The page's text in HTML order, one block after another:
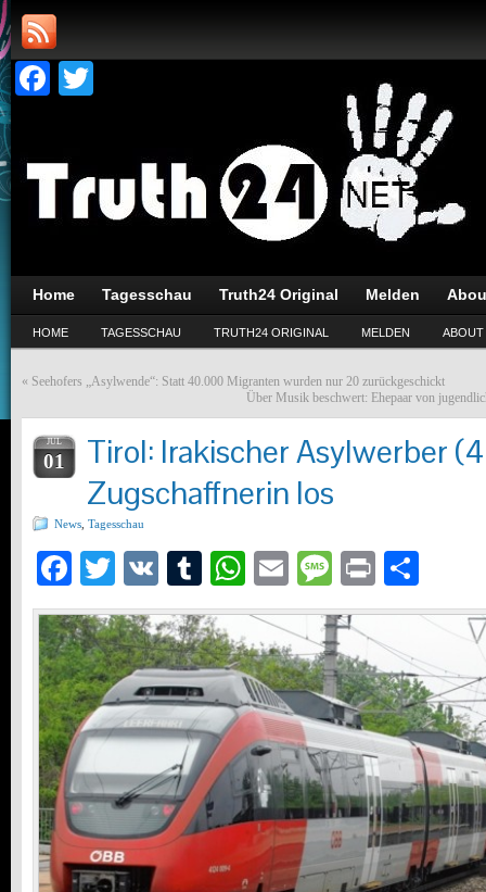
Facebook
Home Tagesschau Truth24 Original Melden
HOME TAGESSCHAU TRUTH24 ORIGINAL MELDEN ABOUT
« Seehofers „Asylwende“: Statt 40.000 Migranten wurden nur 20 zurückgeschickt
Über Musik beschwert: Ehepaar von
JUL
01
Tirol: Irakischer Asylwerber
Zugschaffnerin los
News Tagesschau
Facebook
Twitter
VK Tumblr
WhatsApp
EmailMessage
Print